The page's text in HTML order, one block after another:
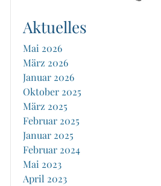
Aktuelles
Mai 2026
März 2026
Januar 2026
Oktober 2025
März 2025
Februar 2025
Januar 2025
Februar 2024
Mai 2023
April 2023